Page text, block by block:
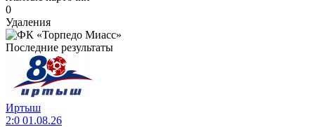
0
Удаления
Последние результаты
Иртыш
2:0 01.08.26